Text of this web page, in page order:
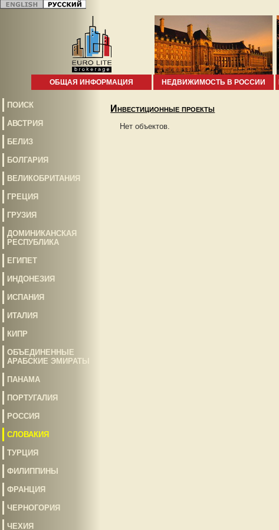
ОБЩАЯ ИНФОРМАЦИЯ НЕДВИЖИМОСТЬ В РОССИИ
ПОИСК
АВСТРИЯ
БЕЛИЗ
БОЛГАРИЯ
ВЕЛИКОБРИТАНИЯ
ГРЕЦИЯ
ГРУЗИЯ
ДОМИНИКАНСКАЯ
РЕСПУБЛИКА
ЕГИПЕТ
ИНДОНЕЗИЯ
ИСПАНИЯ
ИТАЛИЯ
КИПР
ОБЪЕДИНЕННЫЕ
АРАБСКИЕ ЭМИРАТЫ
ПАНАМА
ПОРТУГАЛИЯ
РОССИЯ
СЛОВАКИЯ
ТУРЦИЯ
ФИЛИППИНЫ
ФРАНЦИЯ
ЧЕРНОГОРИЯ
ЧЕХИЯ
Инвестиционные проекты
Нет объектов.